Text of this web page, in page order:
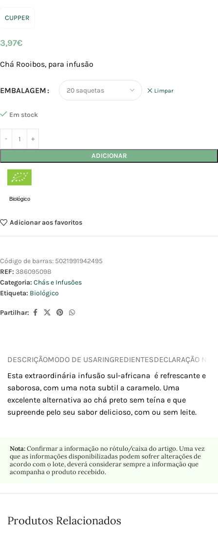
CUPPER
3,97€
Chá Rooibos, para infusão
EMBALAGEM Limpar
Em stock
ADICIONAR
Biológico
Adicionar aos favoritos
Código de barras: 5021991942495
REF: 38609509B
Categoria: Chás e Infusões
Etiqueta: Biológico
Partilhar:
DESCRIÇÃOMODO DE USARINGREDIENTESDECLARAÇÃO
Esta extraordinária infusão sul-africana é refrescante e
saborosa, com uma nota subtil a caramelo. Uma
excelente alternativa ao chá preto sem teína e que
supreende pelo seu sabor delicioso, com ou sem leite.
Nota:Confirmar a informação no rótulo/caixa do artigo. Uma vez
que as informações disponibilizadas podem sofrer alterações de
acordo com o lote, deverá considerar sempre a informação que
acompanha o produto recebido.
Produtos Relacionados